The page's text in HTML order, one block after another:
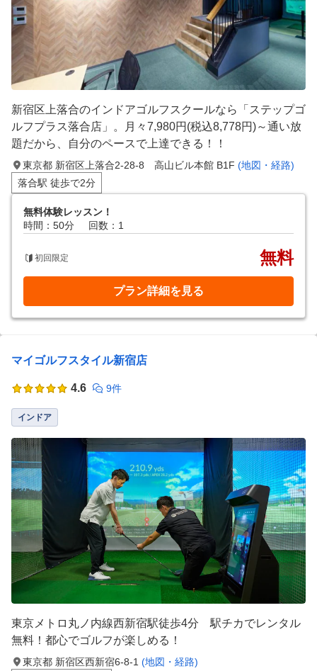
新宿区上落合のインドアゴルフスクールなら「ステップゴ
ルフプラス落合店」。月々7,980円(税込8,778円)～通い放
題だから、自分のペースで上達できる！！
東京都 新宿区上落合2-28-8 高山ビル本館 B1F (地図・経路)
落合駅 徒歩で2分
無料体験レッスン！
時間：50分
回数：1
初回限定 無料
プラン詳細を見る
マイゴルフスタイル新宿店
4.6 9件
インドア
東京メトロ丸ノ内線西新宿駅徒歩4分 駅チカでレンタル
無料！都心でゴルフが楽しめる！
東京都 新宿区西新宿6-8-1 (地図・経路)